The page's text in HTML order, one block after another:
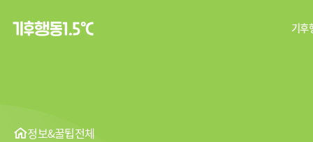
기
정보&꿀팁전체